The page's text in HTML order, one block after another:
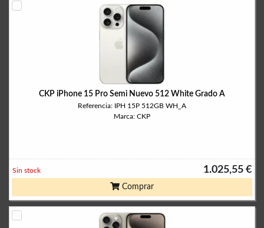
CKP iPhone 15 Pro Semi Nuevo 512 White Grado A
Referencia: IPH 15P 512GB WH_A
Marca: CKP
1.025,55 €
Sin stock
Comprar